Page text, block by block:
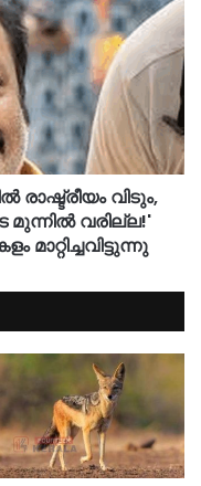
വിടും,
മുന്നിൽ വരില്ല!'